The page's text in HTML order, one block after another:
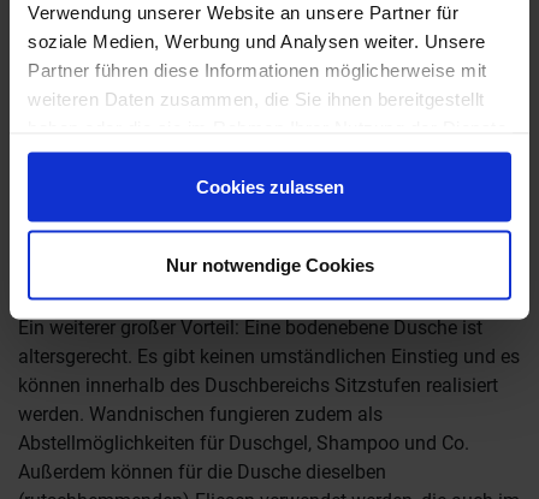
Verwendung unserer Website an unsere Partner für
soziale Medien, Werbung und Analysen weiter. Unsere
Partner führen diese Informationen möglicherweise mit
weiteren Daten zusammen, die Sie ihnen bereitgestellt
gesammelt haben.
Cookies zulassen
Nur notwendige Cookies
Tipp 8 für kleine Bäder: Bodenebene
Dusche mit Glasabtrennung
tolle Idee: Eine bodenebene Dusche mit einer offenen Seite.
Diese Art Dusche hat mehrere Vorteile. Zum einen ihre
Optik: Die Glasscheibe lässt das Bad offen wirken. Die
Dusche fällt kaum auf und nimmt damit optisch keine
Ein weiterer großer Vorteil: Eine bodenebene Dusche ist
altersgerecht. Es gibt keinen umständlichen Einstieg und es
können innerhalb des Duschbereichs Sitzstufen realisiert
werden. Wandnischen fungieren zudem als
Abstellmöglichkeiten für Duschgel, Shampoo und Co.
Außerdem können für die Dusche dieselben